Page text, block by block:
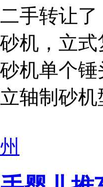
手转让
机，立
机单个
轴制砂